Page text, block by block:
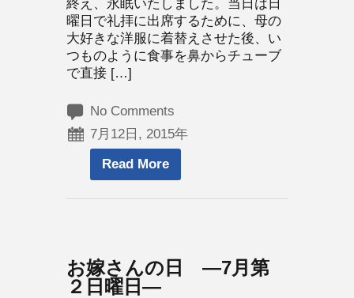
終え、永眠いたしました。当日は日
曜日で礼拝に出席するために、母の
大好きな洋服に着替えさせた後、い
つものように食事を鼻からチューブ
で直接 […]
No Comments
7月12日, 2015年
Read More
お嫁さんの日 ―7月第
２日曜日―